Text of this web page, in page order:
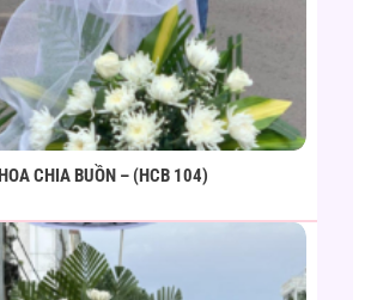
HOA CHIA BUỒN – (HCB 104)